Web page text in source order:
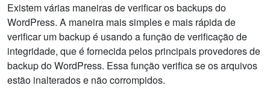
Existem várias maneiras de verificar os backups do
WordPress. A maneira mais simples e mais rápida de
verificar um backup é usando a função de verificação de
integridade, que é fornecida pelos principais provedores de
backup do WordPress. Essa função verifica se os arquivos
estão inalterados e não corrompidos.